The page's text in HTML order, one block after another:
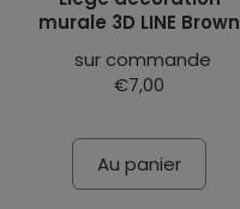
murale 3D LINE Brown
sur commande
€7,00
Au panier